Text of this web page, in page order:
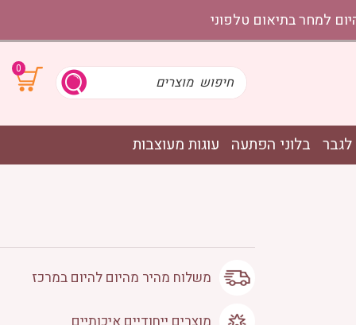
0
בלוני הפתעה עוגות מעוצבות
משלוח מהיר מהיום להיום במרכז